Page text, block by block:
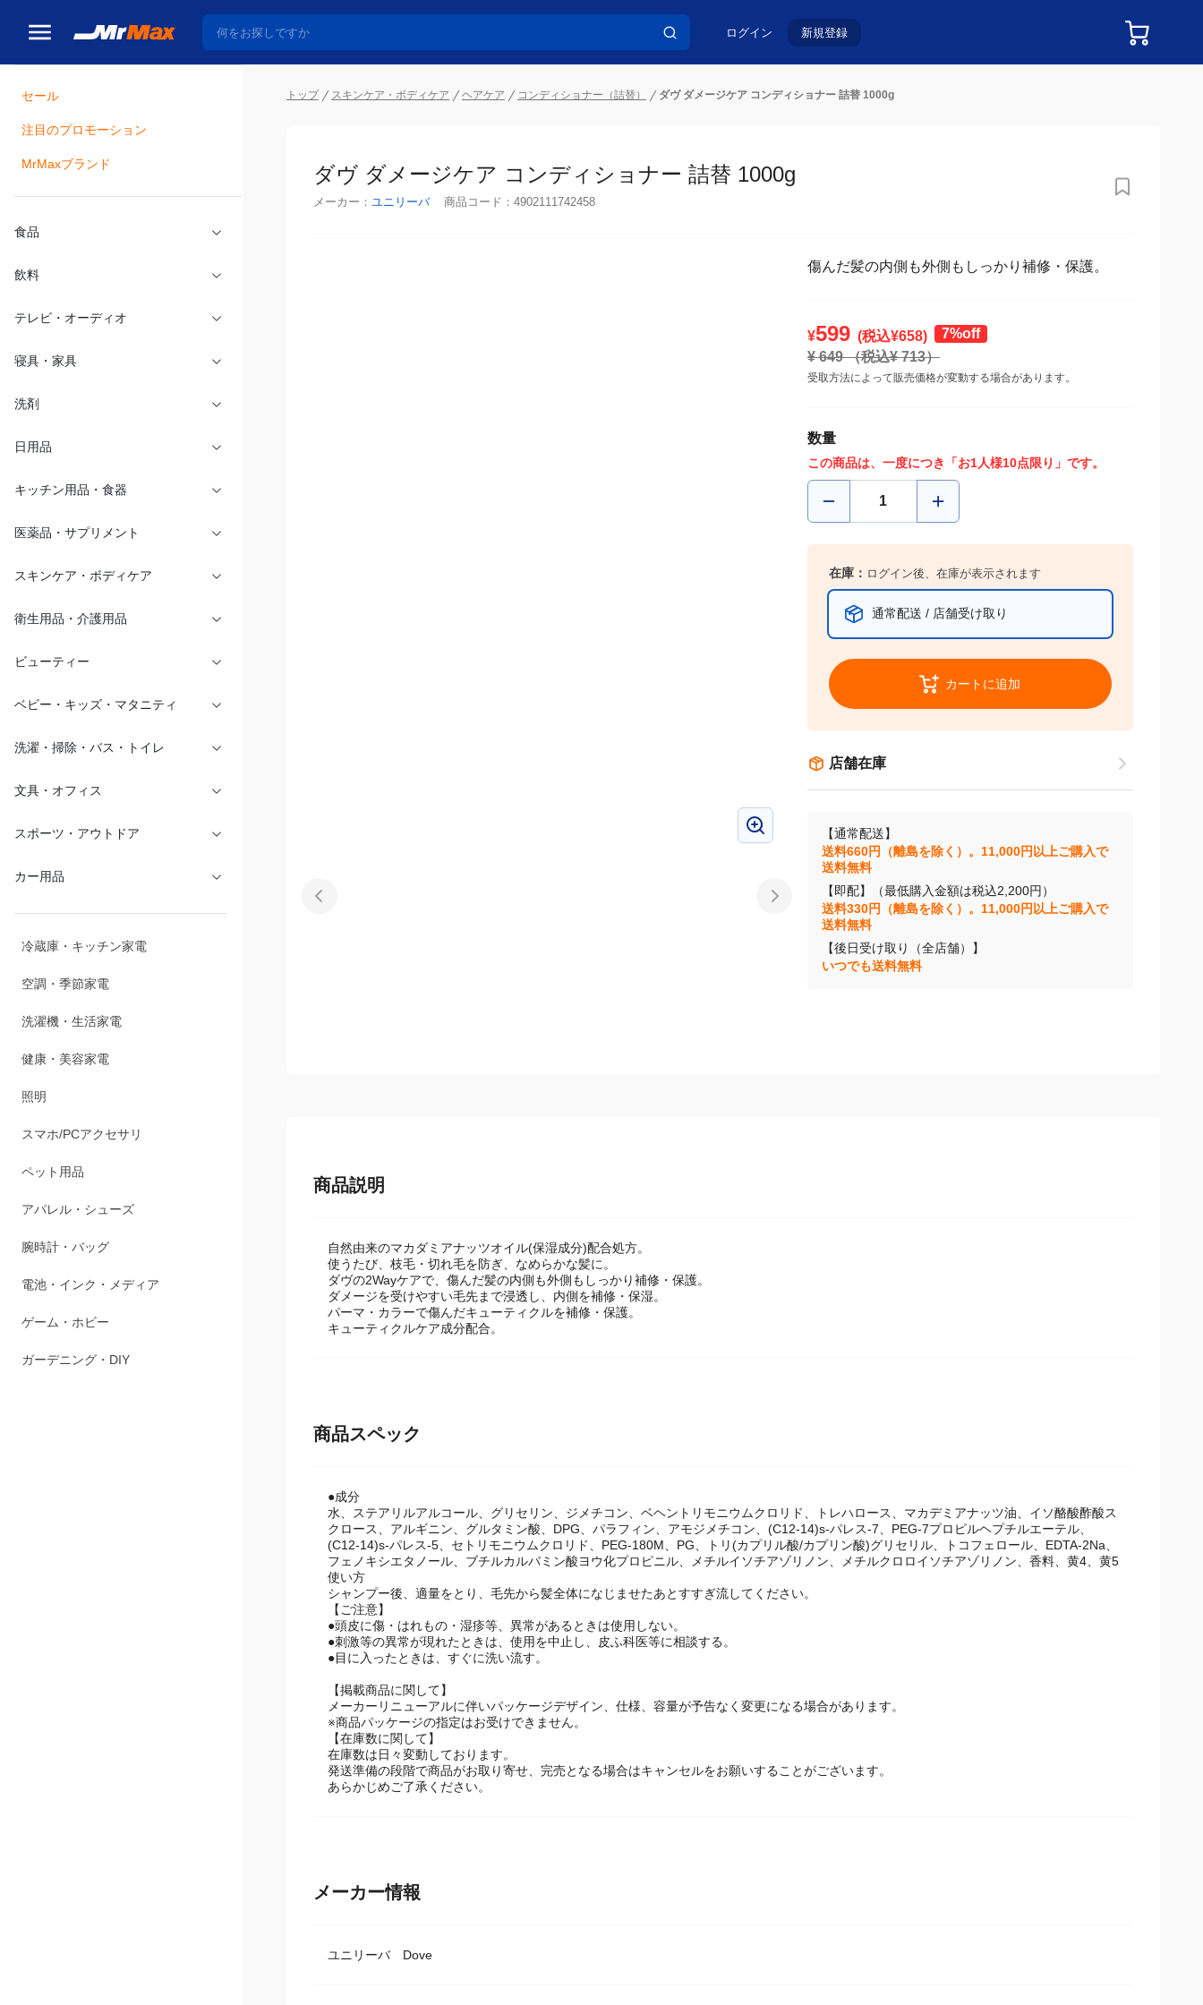
ログイン 新規登録
セール
注目のプロモーション
MrMaxブランド
食品
飲料
テレビ・オーディオ
寝具・家具
洗剤
日用品
カー用品
冷蔵庫・キッチン家電
空調・季節家電
洗濯機・生活家電
健康・美容家電
照明
スマホ/PCアクセサリ
トップ スキンケア・ボディケア ヘアケア コンディショナー（詰替） ダヴ ダメージケア コンディショナー 詰替 1000g
ダヴ ダメージケア コンディショナー 詰替 1000g
メーカー： ユニリーバ 商品コード： 4902111742458
傷んだ髪の内側も外側もしっかり補修・保護。
¥599 (税込¥658)
7%off
¥ 649（税込¥713）
受取方法によって販売価格が変動する場合があります。
数量
この商品は、一度につき「お1人様10点限り」です。
在庫： ログイン後、在庫が表示されます
通常配送 / 店舗受け取り
カートに追加
店舗在庫
【通常配送】
送料660円（離島を除く）。11,000円以上ご購入で
送料無料
【即配】（最低購入金額は税込2,200円）
送料330円（離島を除く）。11,000円以上ご購入で
送料無料
【後日受け取り（全店舗）】
自然由来のマカダミアナッツオイル(保湿成分)配合処方。
使うたび、枝毛・切れ毛を防ぎ、なめらかな髪に。
ダヴの2Wayケアで、傷んだ髪の内側も外側もしっかり補修・保護。
ダメージを受けやすい毛先まで浸透し、内側を補修・保湿。
パーマ・カラーで傷んだキューティクルを補修・保護。
●成分
水、ステアリルアルコール、グリセリン、ジメチコン、ベヘントリモニウムクロリド、トレハロース、マカデミアナッツ油、イソ酪酸酢酸ス
クロース、アルギニン、グルタミン酸、DPG、パラフィン、アモジメチコン、(C12-14)s-パレス-7、PEG-7プロピルヘプチルエーテル、
(C12-14)s-パレス-5、セトリモニウムクロリド、PEG-180M、PG、トリ(カプリル酸/カプリン酸)グリセリル、トコフェロール、EDTA-2Na、
フェノキシエタノール、ブチルカルバミン酸ヨウ化プロピニル、メチルイソチアゾリノン、メチルクロロイソチアゾリノン、香料、黄4、黄5
使い方
シャンプー後、適量をとり、毛先から髪全体になじませたあとすすぎ流してください。
【ご注意】
●頭皮に傷・はれもの・湿疹等、異常があるときは使用しない。
●刺激等の異常が現れたときは、使用を中止し、皮ふ科医等に相談する。
【掲載商品に関して】
メーカーリニューアルに伴いパッケージデザイン、仕様、容量が予告なく変更になる場合があります。
※商品パッケージの指定はお受けできません。
【在庫数に関して】
在庫数は日々変動しております。
発送準備の段階で商品がお取り寄せ、完売となる場合はキャンセルをお願いすることがございます。